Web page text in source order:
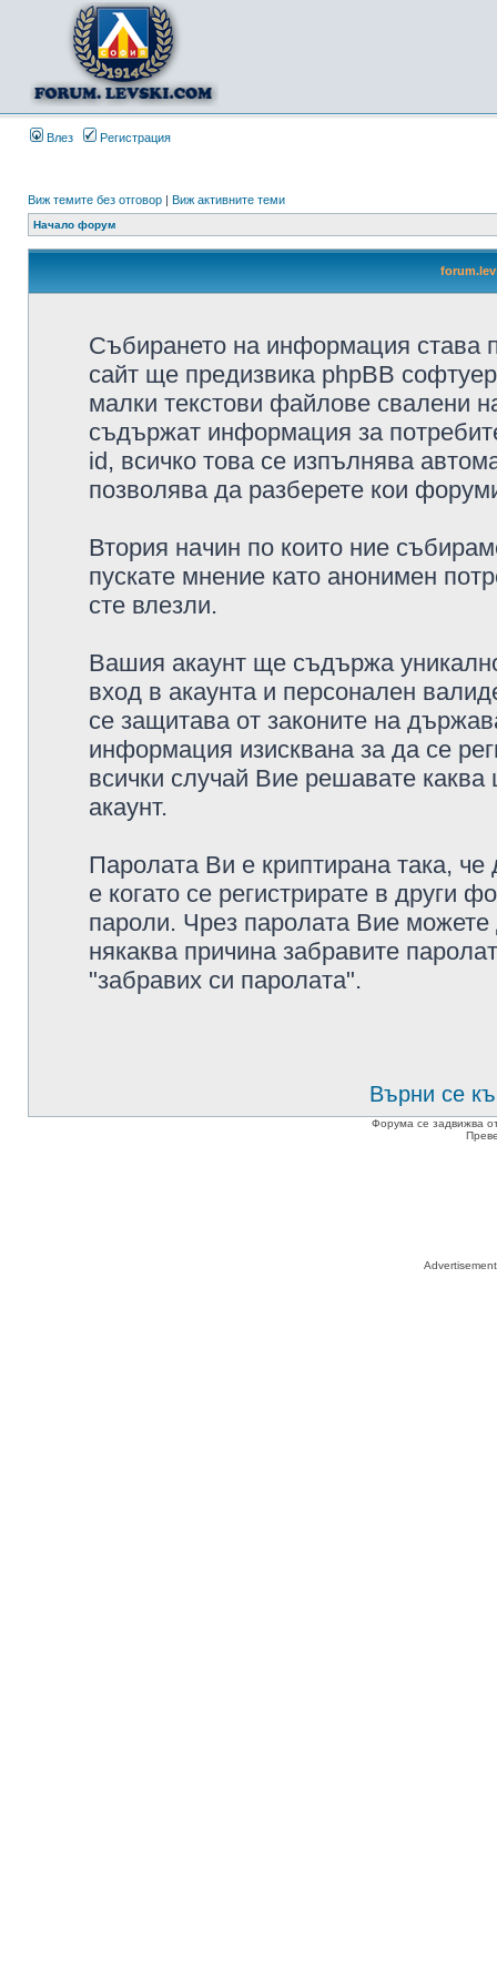
Влез Регистрация
Виж темите без отговор | Виж активните теми
Начало форум
Събирането на информация става
сайт ще предизвика phpBB
малки текстови файлове свалени
съдържат информация за
id, всичко това се изпълнява
позволява да разберете кои
Втория начин по които ние
пускате мнение като анонимен
сте влезли.
Вашия акаунт ще съдържа
вход в акаунта и персонален
се защитава от законите на
информация изисквана за да се
всички случай Вие решавате
акаунт.
Паролата Ви е криптирана така,
е когато се регистрирате в други
пароли. Чрез паролата Вие можете
някаква причина забравите
"забравих си паролата".
Върни се
Форума се задвижва